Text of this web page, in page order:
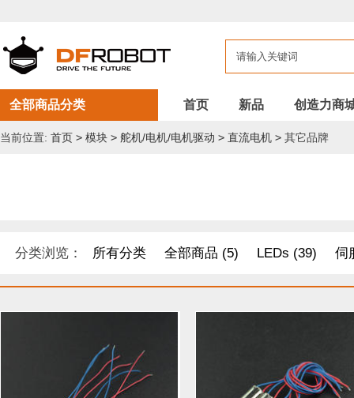
全部商品分类 首页 新品 创造力商
当前位置: 首页 > 模块 > 舵机/电机/电机驱动 > 直流电机 > 其它品牌
分类浏览： 所有分类 全部商品 (5) LEDs (39) 伺
电子器件 (20) 结构件 (9)